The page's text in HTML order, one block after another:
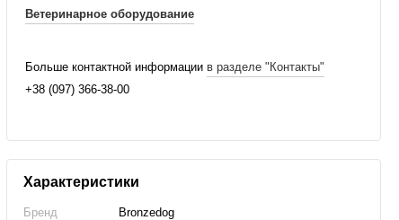
Ветеринарное оборудование
Больше контактной информации в разделе "Контакты"
+38 (097) 366-38-00
Характеристики
Бренд Bronzedog